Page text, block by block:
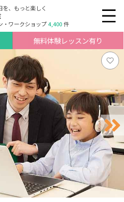
を、もっと楽しく
・ワークショップ4,400件
無料体験レッスン有り